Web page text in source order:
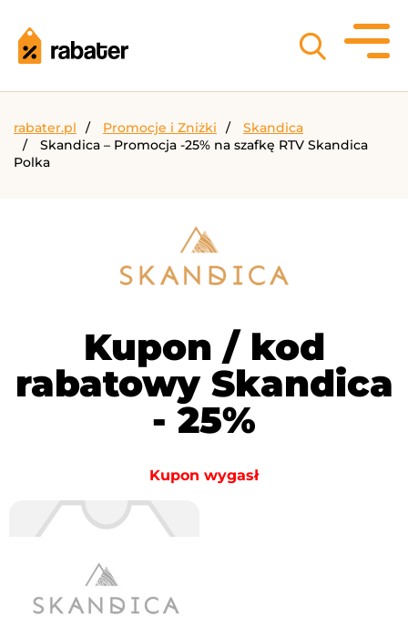
rabater.pl Promocje i Zniżki
Skandica
Skandica – Promocja -25% na szafkę RTV Skandica
Polka
Kupon / kod
rabatowy Skandica
- 25%
Kupon wygasł